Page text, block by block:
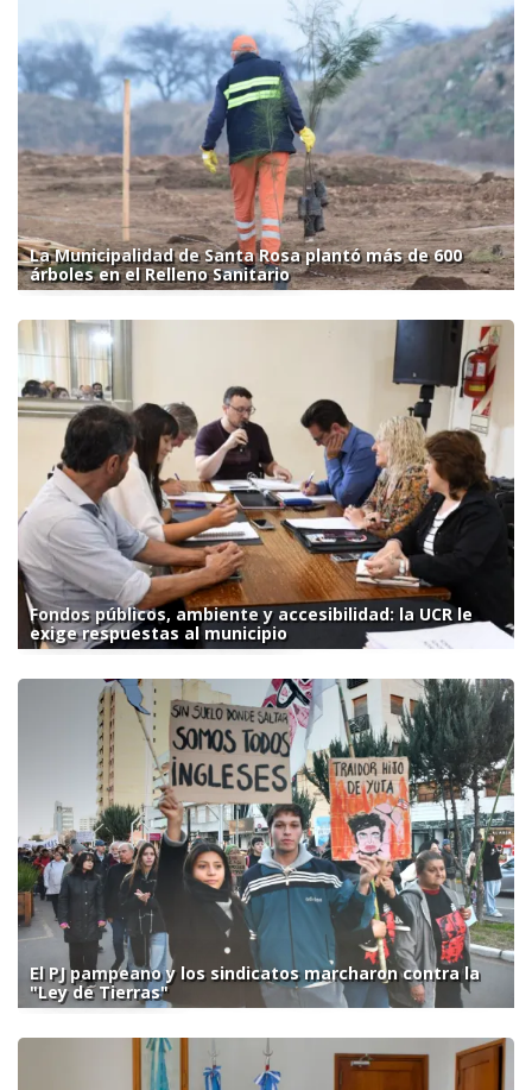
La Municipalidad de Santa Rosa plantó más de 600
árboles en el Relleno Sanitario
Fondos públicos, ambiente y accesibilidad: la UCR le
exige respuestas al municipio
El PJ pampeano y los sindicatos marcharon contra la
"Ley de Tierras"